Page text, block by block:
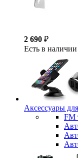
2 690 ₽
Есть в наличии
Аксессуары
FM